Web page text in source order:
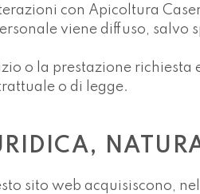
con Apicoltura
viene diffuso, salvo
o la prestazione richiesta
o di legge.
sito web acquisiscono,